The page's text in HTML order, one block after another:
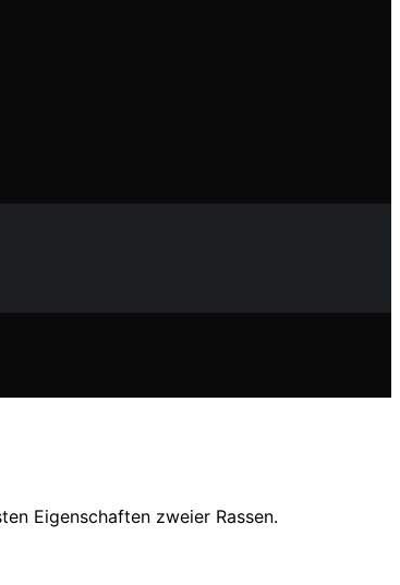
Eigenschaften zweier Rassen.